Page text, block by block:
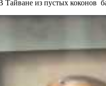
Тайване из пустых коконов